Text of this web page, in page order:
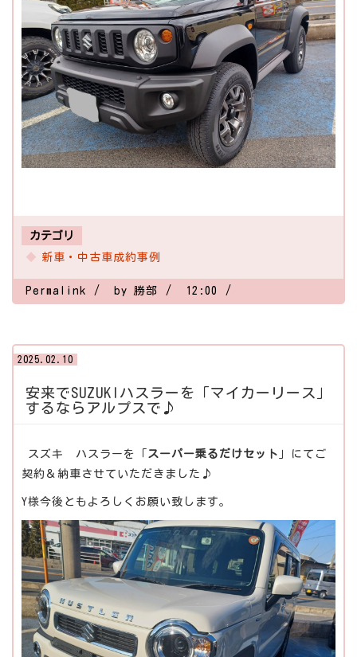
カテゴリ
新車・中古車成約事例
Permalink by 勝部 12:00
2025.02.10
安来でSUZUKIハスラーを「マイカーリース」
するならアルプスで♪
スズキ ハスラーを「 スーパー乗るだけセット
」にてご
契約＆納車させていただきました♪
Y様今後ともよろしくお願い致します。